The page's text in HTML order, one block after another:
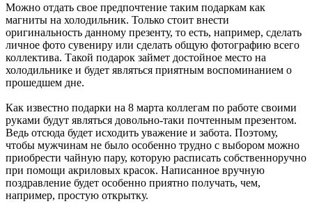
Можно отдать свое предпочтение таким подаркам как
магниты на холодильник. Только стоит внести
оригинальность данному презенту, то есть, например, сделать
личное фото сувениру или сделать общую фотографию всего
коллектива. Такой подарок займет достойное место на
холодильнике и будет являться приятным воспоминанием о
прошедшем дне.
Как известно подарки на 8 марта коллегам по работе своими
руками будут являться довольно-таки почтенным презентом.
Ведь отсюда будет исходить уважение и забота. Поэтому,
чтобы мужчинам не было особенно трудно с выбором можно
приобрести чайную пару, которую расписать собственноручно
при помощи акриловых красок. Написанное вручную
поздравление будет особенно приятно получать, чем,
например, простую открытку.